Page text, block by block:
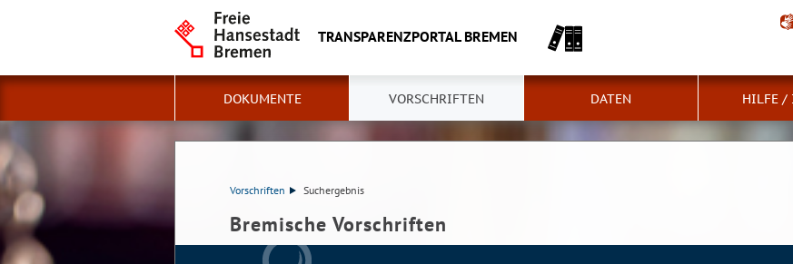
TRANSPARENZPORTAL BREMEN
DOKUMENTE VORSCHRIFTEN DATEN HILFE /
Vorschriften Suchergebnis
Bremische Vorschriften